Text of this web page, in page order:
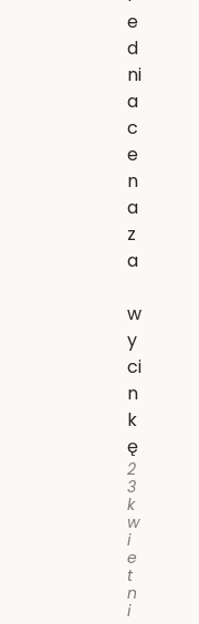
e
d
ni
a
c
e
n
a
z
a
w
y
ci
n
k
ę
2
3
k
w
i
e
t
n
i